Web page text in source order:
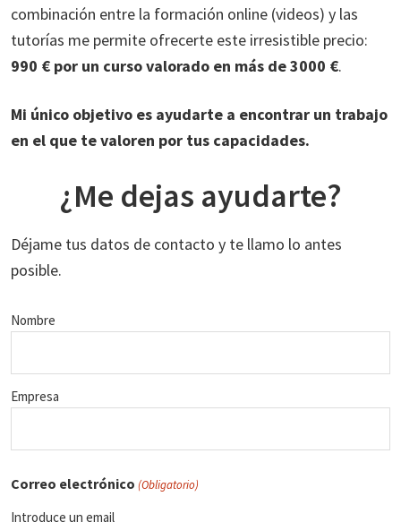
combinación entre la formación online (videos) y las
tutorías me permite ofrecerte este irresistible precio:
990 € por un curso valorado en más de 3000 €.
Mi único objetivo es ayudarte a encontrar un trabajo
en el que te valoren por tus capacidades.
¿Me dejas ayudarte?
Déjame tus datos de contacto y te llamo lo antes
posible.
Nombre
Empresa
Correo electrónico (Obligatorio)
Introduce un email